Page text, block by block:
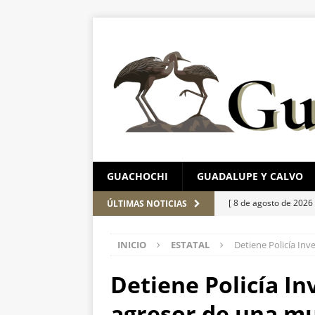
GUACHOCHI GUADALUPE Y CALVO
ÚLTIMAS NOTICIAS [ 8 de agosto de 2026
[ 8 de agosto de
un paro cardíaco
INICIO ESTATAL Detiene Policía
Detiene Policía